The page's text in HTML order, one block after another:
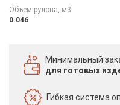
Объем рулона, м3:
0.046
Минимальный
для готовых
Гибкая система